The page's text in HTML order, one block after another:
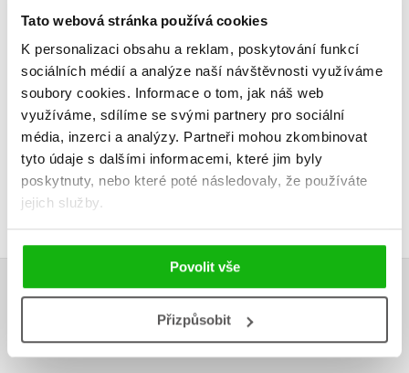
Tato webová stránka používá cookies
K personalizaci obsahu a reklam, poskytování funkcí
sociálních médií a analýze naší návštěvnosti využíváme
soubory cookies. Informace o tom, jak náš web
využíváme, sdílíme se svými partnery pro sociální
média, inzerci a analýzy. Partneři mohou zkombinovat
tyto údaje s dalšími informacemi, které jim byly
poskytnuty, nebo které poté následovaly, že používáte
jejich služby.
Povolit vše
Přizpůsobit
Do košíku
369 Kč
295 Kč
HODNOCENÍ ČTENÁŘŮ
V současné době nejsou vytvořena žádná uživatelská hodnocení.